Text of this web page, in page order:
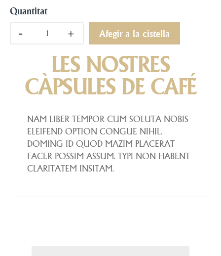
Quantitat
Afegir a la cistella
LES NOSTRES
CÀPSULES DE CAFÉ
NAM LIBER TEMPOR CUM SOLUTA NOBIS
ELEIFEND OPTION CONGUE NIHIL.
DOMING ID QUOD MAZIM PLACERAT
FACER POSSIM ASSUM. TYPI NON HABENT
CLARITATEM INSITAM.